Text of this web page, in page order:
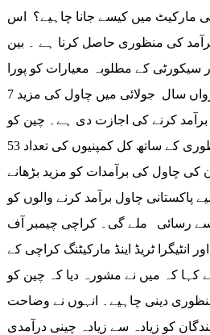
مارکیٹ میں کیسے جانا چاہیے؟ اس
کی منظوری حاصل کرنا ہے ۔ بین
سیکورٹی کے مطلوبہ معیارات کو پورا
کرنے کے بعد چین نے رواں سال جولائی میں چاول کی مزید 7
برآمد کرنے کی اجازت دی ہے۔ چین کو
چاول برآمد کرنے کی منظوری کے ساتھ کل کمپنیوں کی تعداد 53
کی چاول کی برآمدات کو مزید بڑھانے
پاکستانی چاول برآمد کرنے والوں کو
سے رسائی ملے گی۔ کراچی چیمبر آف
ٹریڈ اینڈ مارکیٹنگ کراچی کے
کہا کہ میں نے مشورہ دیا کہ چین کو
منظوری دینی چاہیے۔ انہوں نے وضاحت
کو زیادہ سے زیادہ چینی درآمدی